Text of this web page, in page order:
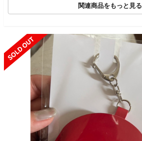
関連商品をもっと見る
SOLD OUT